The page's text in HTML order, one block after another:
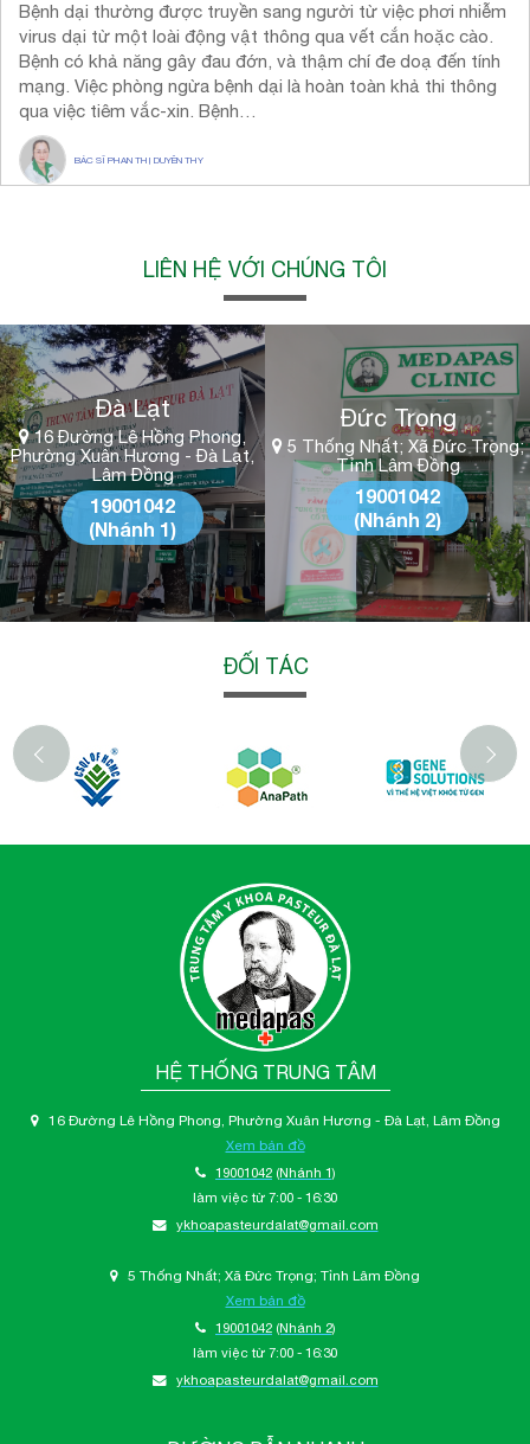
Bệnh dại thường được truyền sang người từ việc phơi nhiễm
virus dại từ một loài động vật thông qua vết cắn hoặc cào.
Bệnh có khả năng gây đau đớn, và thậm chí đe doạ đến tính
mạng. Việc phòng ngừa bệnh dại là hoàn toàn khả thi thông
qua việc tiêm vắc-xin. Bệnh…
BÁC SĨ PHAN THỊ DUYÊN THY
LIÊN HỆ VỚI CHÚNG TÔI
Đà Lạt
16 Đường Lê Hồng Phong,
Phường Xuân Hương - Đà Lạt,
Lâm Đồng
19001042
(Nhánh 1)
Đức Trọng
5 Thống Nhất; Xã Đức Trọng;
Tỉnh Lâm Đồng
19001042
(Nhánh 2)
ĐỐI TÁC
‹
HỆ THỐNG TRUNG TÂM
16 Đường Lê Hồng Phong, Phường Xuân Hương - Đà Lạt, Lâm Đồng
Xem bản đồ
19001042 (Nhánh 1)
làm việc từ 7:00 - 16:30
ykhoapasteurdalat@gmail.com
5 Thống Nhất; Xã Đức Trọng; Tỉnh Lâm Đồng
Xem bản đồ
19001042 (Nhánh 2)
làm việc từ 7:00 - 16:30
ykhoapasteurdalat@gmail.com